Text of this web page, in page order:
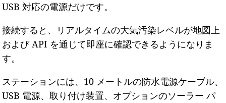
USB 対応の電源だけです。
接続すると、リアルタイムの大気汚染レベルが地図上
および API を通じて即座に確認できるようになりま
す。
ステーションには、10 メートルの防水電源ケーブル、
USB 電源、取り付け装置、オプションのソーラー パ